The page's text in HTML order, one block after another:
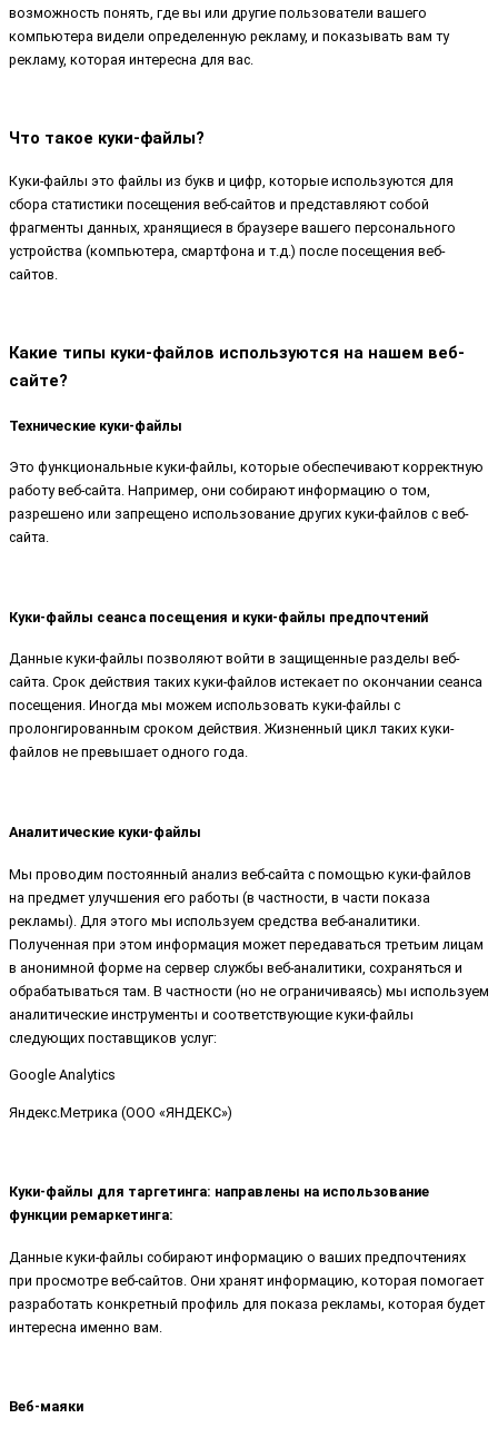
возможность понять, где вы или другие пользователи вашего
компьютера видели определенную рекламу, и показывать вам ту
рекламу, которая интересна для вас.
Что такое куки-файлы?
Куки-файлы это файлы из букв и цифр, которые используются для
сбора статистики посещения веб-сайтов и представляют собой
фрагменты данных, хранящиеся в браузере вашего персонального
устройства (компьютера, смартфона и т.д.) после посещения веб-
сайтов.
Какие типы куки-файлов используются на нашем веб-
сайте?
Технические куки-файлы
Это функциональные куки-файлы, которые обеспечивают корректную
работу веб-сайта. Например, они собирают информацию о том,
разрешено или запрещено использование других куки-файлов с веб-
сайта.
Куки-файлы сеанса посещения и куки-файлы предпочтений
Данные куки-файлы позволяют войти в защищенные разделы веб-
сайта. Срок действия таких куки-файлов истекает по окончании сеанса
посещения. Иногда мы можем использовать куки-файлы с
пролонгированным сроком действия. Жизненный цикл таких куки-
файлов не превышает одного года.
Аналитические куки-файлы
Мы проводим постоянный анализ веб-сайта с помощью куки-файлов
на предмет улучшения его работы (в частности, в части показа
рекламы). Для этого мы используем средства веб-аналитики.
Полученная при этом информация может передаваться третьим лицам
в анонимной форме на сервер службы веб-аналитики, сохраняться и
обрабатываться там. В частности (но не ограничиваясь) мы используем
аналитические инструменты и соответствующие куки-файлы
следующих поставщиков услуг:
Google Analytics
Яндекс.Метрика (ООО «ЯНДЕКС»)
Куки-файлы для таргетинга: направлены на использование
функции ремаркетинга:
Данные куки-файлы собирают информацию о ваших предпочтениях
при просмотре веб-сайтов. Они хранят информацию, которая помогает
разработать конкретный профиль для показа рекламы, которая будет
интересна именно вам.
Веб-маяки